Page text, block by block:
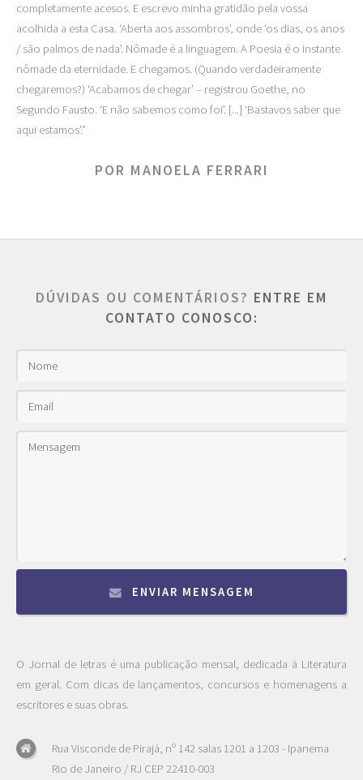
completamente acesos. E escrevo minha gratidão pela vossa
acolhida a esta Casa. ‘Aberta aos assombros’, onde ‘os dias, os anos
/ são palmos de nada’. Nômade é a linguagem. A Poesia é o instante
nômade da eternidade. E chegamos. (Quando verdadeiramente
chegaremos?) ‘Acabamos de chegar’ – registrou Goethe, no
Segundo Fausto. ‘E não sabemos como foi’. [...] ‘Bastavos saber que
aqui estamos’.”
POR MANOELA FERRARI
DÚVIDAS OU COMENTÁRIOS? ENTRE EM
CONTATO CONOSCO:
ENVIAR MENSAGEM
O Jornal de letras é uma publicação mensal, dedicada à Literatura
em geral. Com dicas de lançamentos, concursos e homenagens a
escritores e suas obras.
Rua Visconde de Pirajá, nº 142 salas 1201 a 1203 - Ipanema
Rio de Janeiro / RJ CEP 22410-003